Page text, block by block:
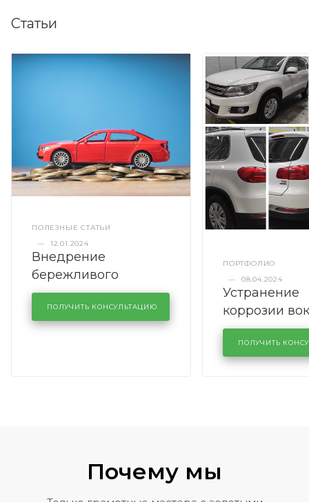
Статьи
ПОЛЕЗНЫЕ СТАТЬИ
—
12.01.2024
Внедрение
бережливого
производства в
кузовном сервисе
KUTUZOVV
ПОЛУЧИТЬ КОНСУЛЬТАЦИЮ
ПОРТФОЛИО
—
08.04.2024
Устранение
коррозии
лобового
районе
Volkswagen
ПОЛУЧИТЬ
Почему мы